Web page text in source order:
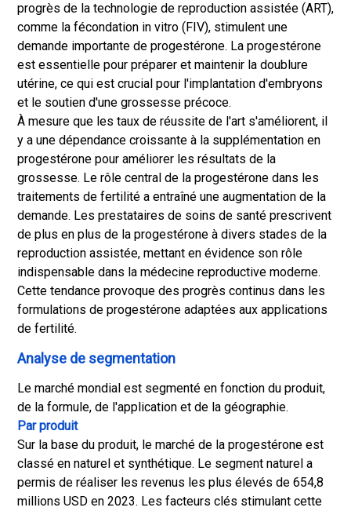
progrès de la technologie de reproduction assistée (ART),
comme la fécondation in vitro (FIV), stimulent une
demande importante de progestérone. La progestérone
est essentielle pour préparer et maintenir la doublure
utérine, ce qui est crucial pour l'implantation d'embryons
et le soutien d'une grossesse précoce.
À mesure que les taux de réussite de l'art s'améliorent, il
y a une dépendance croissante à la supplémentation en
progestérone pour améliorer les résultats de la
grossesse. Le rôle central de la progestérone dans les
traitements de fertilité a entraîné une augmentation de la
demande. Les prestataires de soins de santé prescrivent
de plus en plus de la progestérone à divers stades de la
reproduction assistée, mettant en évidence son rôle
indispensable dans la médecine reproductive moderne.
Cette tendance provoque des progrès continus dans les
formulations de progestérone adaptées aux applications
de fertilité.
Analyse de segmentation
Le marché mondial est segmenté en fonction du produit,
de la formule, de l'application et de la géographie.
Par produit
Sur la base du produit, le marché de la progestérone est
classé en naturel et synthétique. Le segment naturel a
permis de réaliser les revenus les plus élevés de 654,8
millions USD en 2023. Les facteurs clés stimulant cette